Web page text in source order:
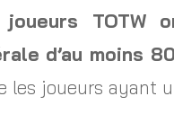
TOTW
d’au moins 80
les joueurs ayant